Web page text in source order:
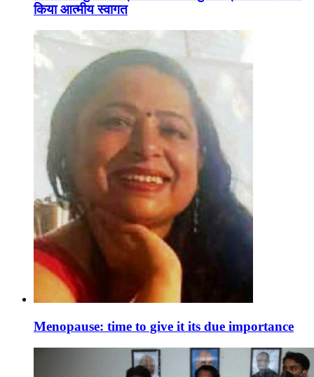
किया आत्मीय स्वागत
Menopause: time to give it its due importance